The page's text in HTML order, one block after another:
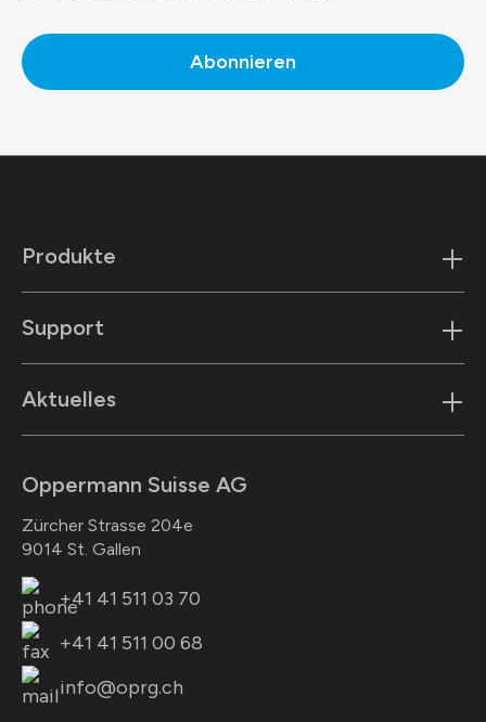
Abonnieren
Oppermann Suisse AG
Zürcher Strasse 204e
9014 St. Gallen
+41 41 511 03 70
+41 41 511 00 68
info@oprg.ch
Produkte
Support
Aktuelles